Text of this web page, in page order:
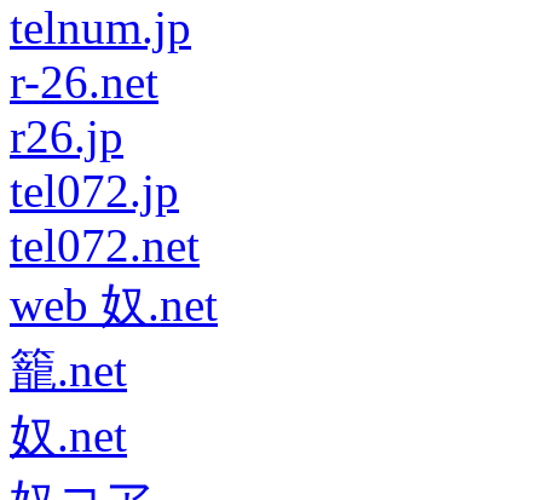
telnum.jp
r-26.net
r26.jp
tel072.jp
tel072.net
web 奴.net
籠.net
奴.net